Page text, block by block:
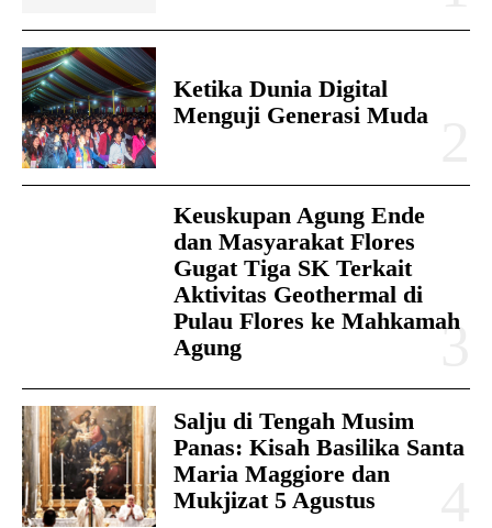
Ketika Dunia Digital
Menguji Generasi Muda
Keuskupan Agung Ende
dan Masyarakat Flores
Gugat Tiga SK Terkait
Aktivitas Geothermal di
Pulau Flores ke Mahkamah
Agung
Salju di Tengah Musim
Panas: Kisah Basilika Santa
Maria Maggiore dan
Mukjizat 5 Agustus